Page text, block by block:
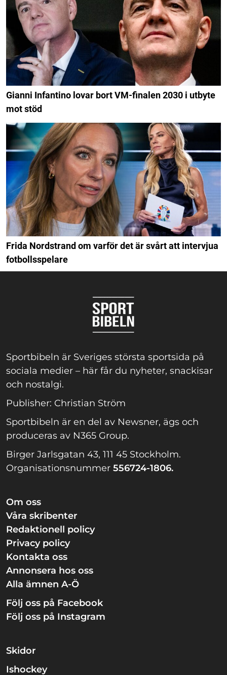
Gianni Infantino lovar bort VM-finalen 2030 i utbyte
mot stöd
Frida Nordstrand om varför det är svårt att intervjua
fotbollsspelare
Sportbibeln är Sveriges största sportsida på
sociala medier – här får du nyheter, snackisar
och nostalgi.
Publisher: Christian Ström
Sportbibeln är en del av Newsner, ägs och
produceras av N365 Group.
Birger Jarlsgatan 43, 111 45 Stockholm.
Organisationsnummer 556724-1806.
Om oss
Våra skribenter
Redaktionell policy
Privacy policy
Kontakta oss
Annonsera hos oss
Alla ämnen A-Ö
Följ oss på Facebook
Följ oss på Instagram
Skidor
Ishockey